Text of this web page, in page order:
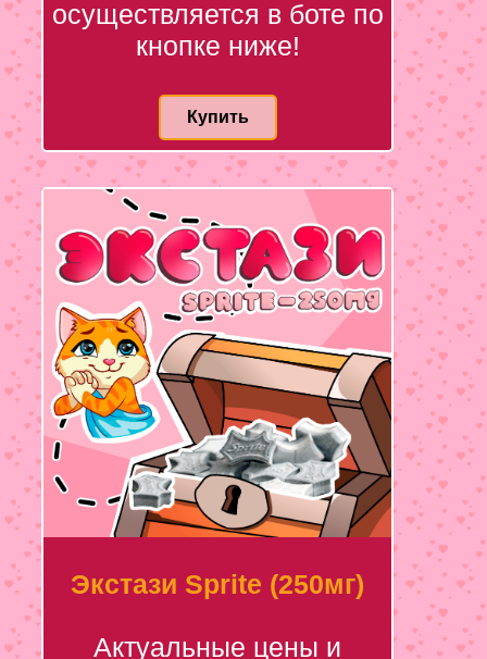
осуществляется в боте по
кнопке ниже!
Купить
Экстази Sprite (250мг)
Актуальные цены и